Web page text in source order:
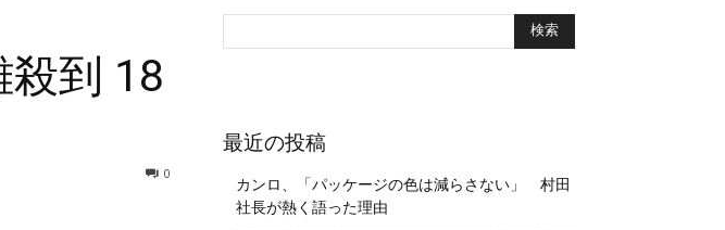
殺到 18
0
最近の投稿
カンロ、「パッケージの色は減らさない」 村田
社長が熱く語った理由